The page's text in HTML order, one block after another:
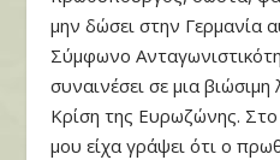
μην δώσει στην Γερμανία
Σύμφωνο
συναινέσει σε μια
Κρίση της Ευρωζώνης. Στο
μου είχα γράψει ότι ο